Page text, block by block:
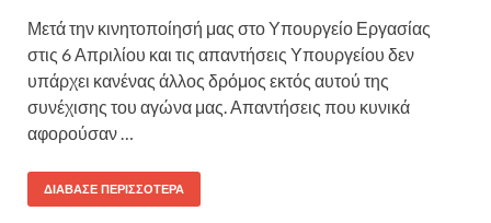
Μετά την κινητοποίησή μας στο Υπουργείο Εργασίας
στις 6 Απριλίου και τις απαντήσεις Υπουργείου δεν
υπάρχει κανένας άλλος δρόμος εκτός αυτού της
συνέχισης του αγώνα μας. Απαντήσεις που κυνικά
αφορούσαν …
ΔΙΆΒΑΣΕ ΠΕΡΙΣΣΌΤΕΡΑ